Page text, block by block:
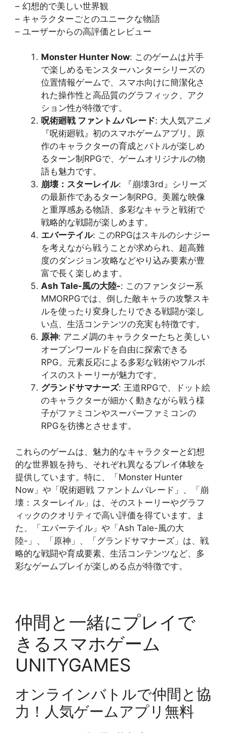
– 幻想的で美しい世界観
– キャラクターごとのユニークな物語
– ユーザーからの高評価とレビュー
Monster Hunter Now: このゲームは片手
で楽しめるモンスターハンターシリーズの
位置情報ゲームで、スマホ向けに簡潔化さ
れた操作性と高品質のグラフィック、アク
ション性が特徴です​​。
呪術廻戦 ファントムパレード: 大人気アニメ
『呪術廻戦』初のスマホゲームアプリ。原
作のキャラクターの育成とバトルが楽しめ
るターン制RPGで、ゲームオリジナルの物
語も魅力です​​。
崩壊：スターレイル: 『崩壊3rd』シリーズ
の最新作であるターン制RPG。美麗な映像
と重厚感ある物語、多彩なキャラと戦術で
戦略的な戦闘が楽しめます​​。
エバーテイル: このRPGはスキルのシナジー
を考えながら戦うことが求められ、超高難
度のダンジョン攻略などやり込み要素が豊
富で長く楽しめます​​。
Ash Tale-風の大陸-: このファンタジー系
MMORPGでは、倒した敵キャラの攻撃スキ
ルを使ったり変身したりできる戦闘が楽し
い点、生活コンテンツの充実も特徴です​​。
原神: アニメ調のキャラクターたちと美しい
オープンワールドを自由に探索できる
RPG。元素反応による多彩な戦術やフルボ
イスのストーリーが魅力です​​。
グランドサマナーズ: 王道RPGで、ドット絵
のキャラクターが細かく動きながら戦う様
子がファミコンやスーパーファミコンの
RPGを彷彿とさせます​​。
これらのゲームは、魅力的なキャラクターと幻想
的な世界観を持ち、それぞれ異なるプレイ体験を
提供しています。特に、「Monster Hunter
Now」や「呪術廻戦 ファントムパレード」、「崩
壊：スターレイル」は、そのストーリーやグラフ
ィックのクオリティで高い評価を得ています。ま
た、「エバーテイル」や「Ash Tale-風の大
陸-」、「原神」、「グランドサマナーズ」は、戦
略的な戦闘や育成要素、生活コンテンツなど、多
彩なゲームプレイが楽しめる点が特徴です。
仲間と一緒にプレイで
きるスマホゲーム
UNITYGAMES
オンラインバトルで仲間と協
力！人気ゲームアプリ無料